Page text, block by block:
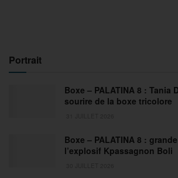
Portrait
Boxe – PALATINA 8 : Tania
sourire de la boxe tricolore
Boxe – PALATINA 8 :
l’explosif Kpassagnon Boli